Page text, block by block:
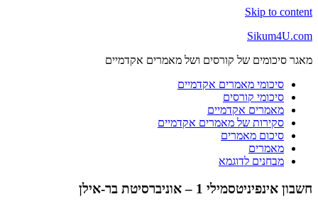
Skip to content
Sikum4U.com
מאגר סיכומים של קורסים ושל מאמרים אקדמיים
סיכומי מאמרים אקדמיים
סיכומי קורסים
מאמרים אקדמיים
סקירות של מאמרים אקדמיים
סיכום מאמרים
מאמרים
מבחנים לדוגמא
חשבון אינפיניטסמילי 1 – אוניברסיטת בר-אילן